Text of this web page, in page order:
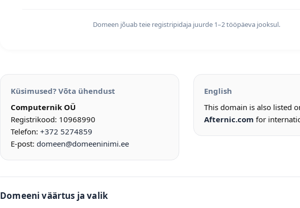
Domeen jõuab teie registripidaja juurde 1–2 tööpäeva jooksul.
Küsimused? Võta ühendust
Computernik OÜ
Registrikood: 10968990
Telefon: +372 5274859
E-post: domeen@domeeninimi.ee
English
This domain is also listed
Afternic.com for
Domeeni väärtus ja valik